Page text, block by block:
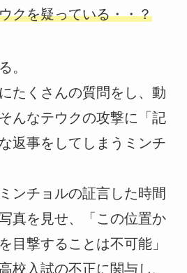
クを疑っている・・？
。
たくさんの質問をし、動
んなテウクの攻撃に「記
返事をしてしまうミンチ
ンチョルの証言した時間
真を見せ、「この位置か
目撃することは不可能」
校入試の不正に関与し、